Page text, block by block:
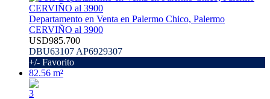
Departamento en Venta en Palermo Chico, Palermo
CERVIÑO al 3900
USD985.700
DBU63107 AP6929307
+/- Favorito
82.56 m²
3